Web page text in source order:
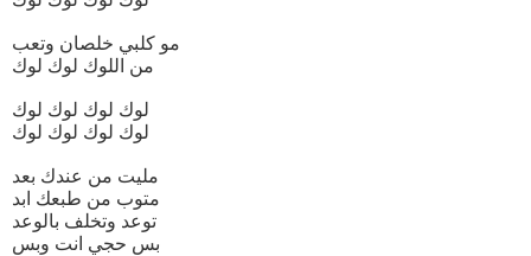
مو كلبي خلصان وتعب
من اللوك لوك لوك
لوك لوك لوك لوك
لوك لوك لوك لوك
مليت من عندك بعد
متوب من طبعك ابد
توعد وتخلف بالوعد
بس حجي انت وبس